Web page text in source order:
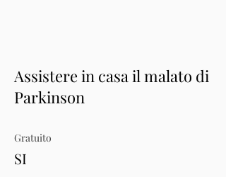
Assistere in casa il malato di
Parkinson
Gratuito
SI